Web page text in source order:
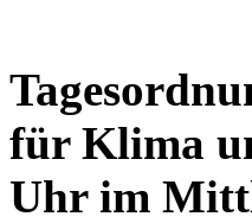
für Klima
Uhr im